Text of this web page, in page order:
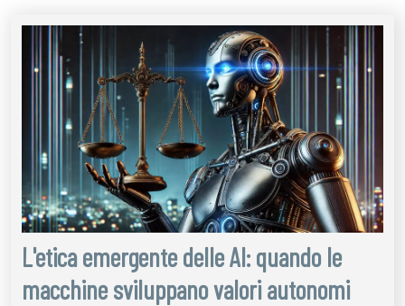
L'etica emergente delle AI: quando le
macchine sviluppano valori autonomi